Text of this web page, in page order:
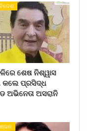
ଶେଷ ନିଶ୍ୱାସ
କଲେ ପ୍ରସିଦ୍ଧ
ଅଭିନେତା ଅସରାନି